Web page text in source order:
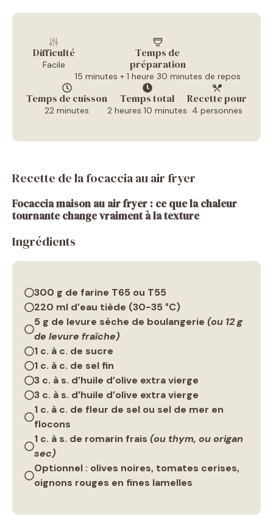
Difficulté
Facile
Temps de
préparation
15 minutes + 1 heure 30 minutes de repos
Temps de cuisson
22 minutes
Temps total
2 heures 10 minutes
Recette pour
4 personnes
Recette de la focaccia au air fryer
Focaccia maison au air fryer : ce que la chaleur
tournante change vraiment à la texture
Ingrédients
300 g de farine T65 ou T55
220 ml d’eau tiède (30-35 °C)
5 g de levure sèche de boulangerie (ou 12 g
de levure fraîche)
1 c. à c. de sucre
1 c. à c. de sel fin
3 c. à s. d’huile d’olive extra vierge
3 c. à s. d’huile d’olive extra vierge
1 c. à c. de fleur de sel ou sel de mer en
flocons
1 c. à s. de romarin frais (ou thym, ou origan
sec)
Optionnel : olives noires, tomates cerises,
oignons rouges en fines lamelles